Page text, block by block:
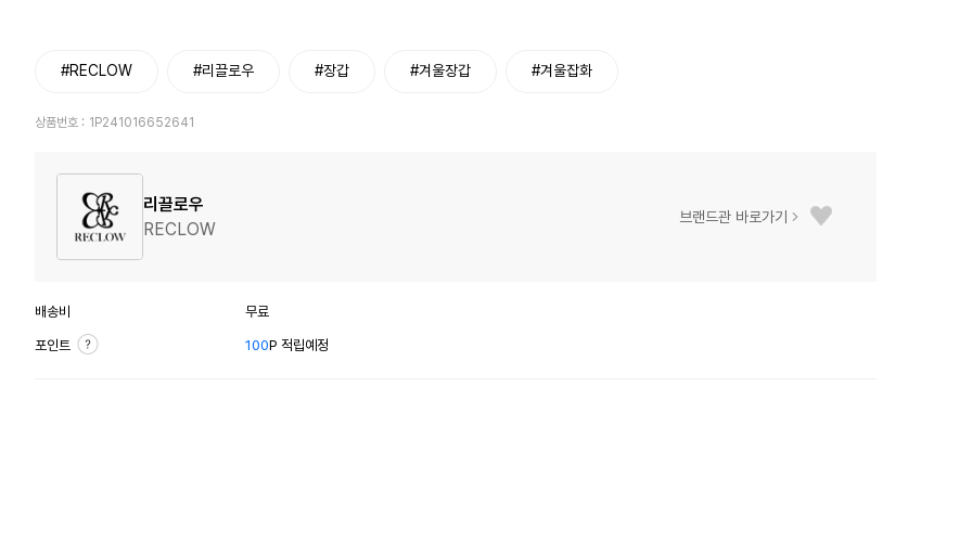
#RECLOW #리끌로우 #장갑 #겨울장갑 #겨울잡화
상품번호 : 1P241016652641
리끌로우
RECLOW
브랜드관 바로가기
배송비 무료
포인트 100P 적립예정